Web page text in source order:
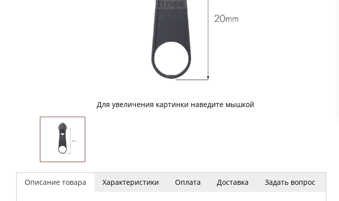
Для увеличения картинки наведите мышкой
Описание товара Характеристики Оплата Доставка Задать вопрос